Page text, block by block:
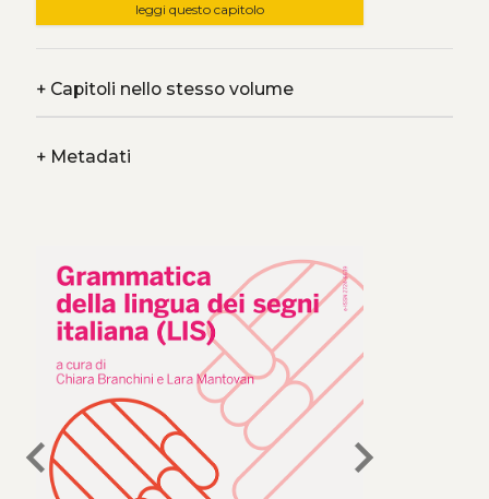
leggi questo capitolo
+Capitoli nello stesso volume
+Metadati
chevron_left chevron_right